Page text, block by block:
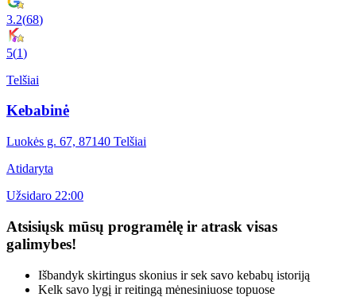
3.2(68)
5(1)
Telšiai
Kebabinė
Luokės g. 67, 87140 Telšiai
Atidaryta
Užsidaro 22:00
Atsisiųsk mūsų programėlę ir atrask visas
galimybes!
Išbandyk skirtingus skonius ir sek savo kebabų istoriją
Kelk savo lygį ir reitingą mėnesiniuose topuose